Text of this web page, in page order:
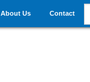
About Us Contact